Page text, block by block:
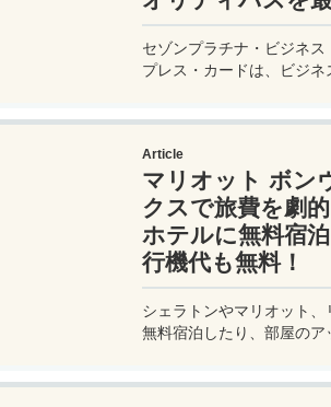
セゾンプラチナ・ビジネ
プレス・カードは、ビジネ
最適です。初年度の年会費
スと実用性を兼ね備えたビ
たのビジネスをワンランク
Article
マリオット ボン
クスで旅費を劇
ホテルに無料宿
行機代も無料！
シェラトンやマリオット
無料宿泊したり、部屋のア